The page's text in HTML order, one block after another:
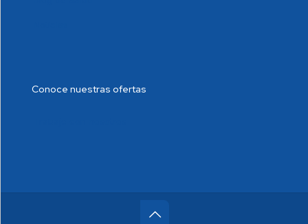
Conoce nuestras ofertas